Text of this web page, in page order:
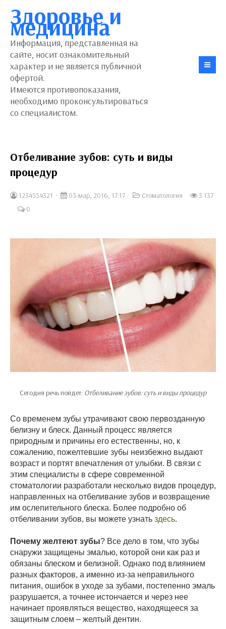
Здоровье и
медицина
Информация, представленная на
сайте, носит ознакомительный
характер и не является публичной
офертой.
Имеются противопоказания,
необходимо проконсультироваться
со специалистом.
Отбеливание зубов: суть и виды
процедур
1234554321 03-мар, 2016, 17:17 Стоматология
3 137
0
Сегодня речь пойдет: Отбеливание зубов: суть и виды процедур
Со временем зубы утрачивают свою первозданную
белизну и блеск. Данный процесс является
природным и причины его естественны, но, к
сожалению, пожелтевшие зубы неизбежно выдают
возраст и портят впечатления от улыбки. В связи с
этим специалисты в сфере современной
стоматологии разработали несколько видов процедур,
направленных на отбеливание зубов и возвращение
им ослепительного блеска. Более подробно об
отбеливании зубов, вы можете узнать здесь.
Почему желтеют зубы? Все дело в том, что зубы
снаружи защищены эмалью, которой они как раз и
обязаны блеском и белизной. Однако под влиянием
разных факторов, а именно из-за неправильного
питания, ошибок в уходе за зубами, постепенно эмаль
разрушается, а точнее истончается и через нее
начинает проявляться вещество, находящееся за
защитным слоем – желтый дентин.